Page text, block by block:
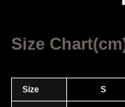
せ持った大人の高級ニッ
えるカシミヤ/モヘアニッ
限に活かしたベースはシ
ルーズな感覚での着用も
で着用いただけます。モ
Size
Size S